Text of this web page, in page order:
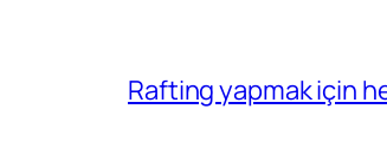
Rafting yapmak için